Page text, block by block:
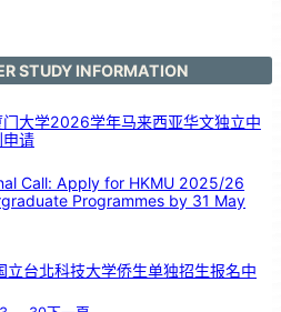
STUDY INFORMATION
门大学2026学年马来西亚华文独立中
请
Call: Apply for HKMU 2025/26
Programmes by 31 May
立台北科技大学侨生单独招生报名中